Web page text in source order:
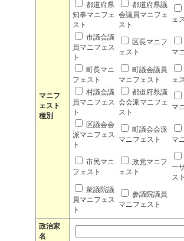
マニフ
ェスト
種別
都道府県
知事マニフェ
スト
都道府県議
会議員マニフェ
スト
ェ
市議会議
員マニフェス
ト
区長マニフ
ェスト
マ
町長マニ
フェスト
町議会議員
マニフェスト
ェ
村議会議
員マニフェス
ト
都道府県議
会会派マニフェ
スト
マ
区議会会
派マニフェス
ト
町議会会派
マニフェスト
マ
市民マニ
フェスト
政党マニフ
ェスト
ー
スト
衆議院議
員マニフェス
ト
参議院議員
マニフェスト
政治家
名